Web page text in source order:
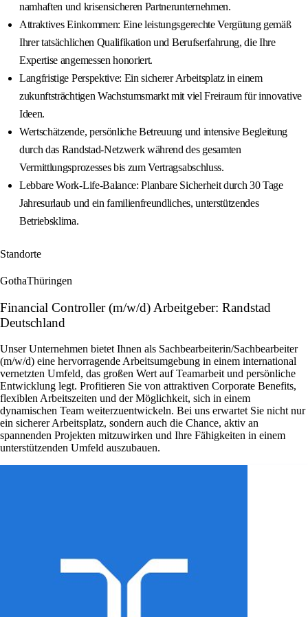
namhaften und krisensicheren Partnerunternehmen.
Attraktives Einkommen: Eine leistungsgerechte Vergütung gemäß
Ihrer tatsächlichen Qualifikation und Berufserfahrung, die Ihre
Expertise angemessen honoriert.
Langfristige Perspektive: Ein sicherer Arbeitsplatz in einem
zukunftsträchtigen Wachstumsmarkt mit viel Freiraum für innovative
Ideen.
Wertschätzende, persönliche Betreuung und intensive Begleitung
durch das Randstad-Netzwerk während des gesamten
Vermittlungsprozesses bis zum Vertragsabschluss.
Lebbare Work-Life-Balance: Planbare Sicherheit durch 30 Tage
Jahresurlaub und ein familienfreundliches, unterstützendes
Betriebsklima.
Standorte
GothaThüringen
Financial Controller (m/w/d) Arbeitgeber: Randstad
Deutschland
Unser Unternehmen bietet Ihnen als Sachbearbeiterin/Sachbearbeiter
(m/w/d) eine hervorragende Arbeitsumgebung in einem international
vernetzten Umfeld, das großen Wert auf Teamarbeit und persönliche
Entwicklung legt. Profitieren Sie von attraktiven Corporate Benefits,
flexiblen Arbeitszeiten und der Möglichkeit, sich in einem
dynamischen Team weiterzuentwickeln. Bei uns erwartet Sie nicht nur
ein sicherer Arbeitsplatz, sondern auch die Chance, aktiv an
spannenden Projekten mitzuwirken und Ihre Fähigkeiten in einem
unterstützenden Umfeld auszubauen.